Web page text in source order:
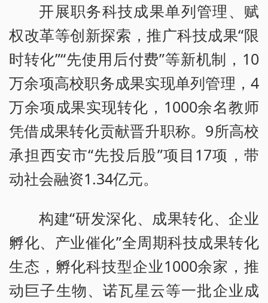
开展职务科技成果单列管理、赋
权改革等创新探索，推广科技成果“限
时转化”“先使用后付费”等新机制，10
万余项高校职务成果实现单列管理，4
万余项成果实现转化，1000余名教师
凭借成果转化贡献晋升职称。9所高校
承担西安市“先投后股”项目17项，带
动社会融资1.34亿元。
构建“研发深化、成果转化、企业
孵化、产业催化”全周期科技成果转化
生态，孵化科技型企业1000余家，推
动巨子生物、诺瓦星云等一批企业成